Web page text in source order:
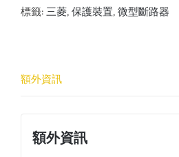
C
Circuit
量
標籤: 三菱, 保護裝置, 微型斷路器
額外資訊
額外資訊